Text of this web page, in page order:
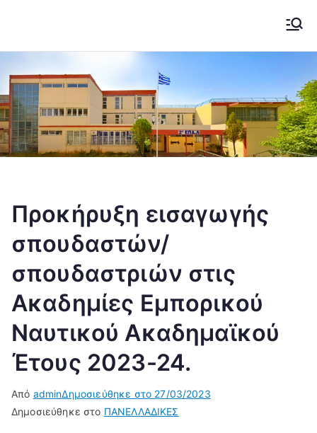
περιεχόμενο
2ο ΕΠΑΛ ΚΟΖΑΝΗΣ
Προκήρυξη εισαγωγής
σπουδαστών/
σπουδαστριών στις
Ακαδημίες Εμπορικού
Ναυτικού Ακαδημαϊκού
Έτους 2023-24.
Από adminΔημοσιεύθηκε στο 27/03/2023
Δημοσιεύθηκε στο ΠΑΝΕΛΛΑΔΙΚΕΣ